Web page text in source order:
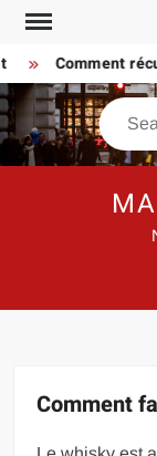
Skip
contentComment
Comment